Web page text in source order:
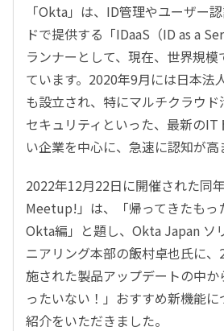
「Okta」は、ID管理やユーザー
ドで提供する「IDaaS（ID as a
ランナーとして、現在、世界規
ています。2020年9月には日本法
も設立され、特にマルチクラウ
セキュリティといった、最新のIT
い企業を中心に、急速に認知が高
2022年12月22日に開催された同
Meetup!」は、「帰ってきたもっ
Okta編」と題し、Okta Japan ソ
ニアリング本部の飯村卓也氏に
施された製品アップデートの中
ったいない！」おすすめ新機能
紹介をいただきました。